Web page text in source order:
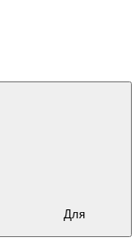
Для